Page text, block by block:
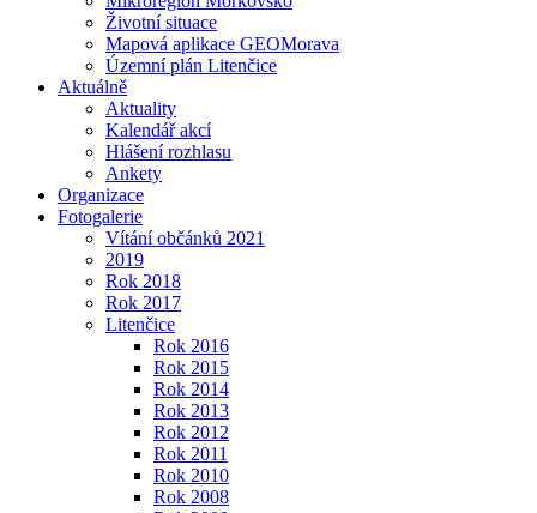
Životní situace
Mapová aplikace GEOMorava
Územní plán Litenčice
Aktuálně
Aktuality
Kalendář akcí
Hlášení rozhlasu
Ankety
Organizace
Fotogalerie
Vítání občánků 2021
2019
Rok 2018
Rok 2017
Litenčice
Rok 2016
Rok 2015
Rok 2014
Rok 2013
Rok 2012
Rok 2011
Rok 2010
Rok 2008